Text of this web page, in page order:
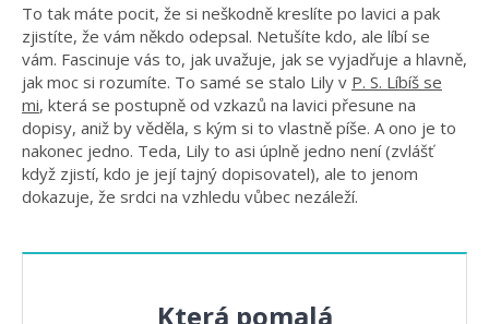
To tak máte pocit, že si neškodně kreslíte po lavici a pak
zjistíte, že vám někdo odepsal. Netušíte kdo, ale líbí se
vám. Fascinuje vás to, jak uvažuje, jak se vyjadřuje a hlavně,
jak moc si rozumíte. To samé se stalo Lily v P. S. Líbíš se
mi, která se postupně od vzkazů na lavici přesune na
dopisy, aniž by věděla, s kým si to vlastně píše. A ono je to
nakonec jedno. Teda, Lily to asi úplně jedno není (zvlášť
když zjistí, kdo je její tajný dopisovatel), ale to jenom
dokazuje, že srdci na vzhledu vůbec nezáleží.
Která pomalá